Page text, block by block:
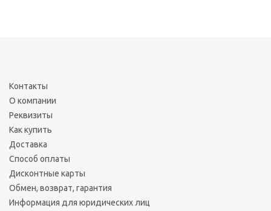
Контакты
О компании
Реквизиты
Как купить
Доставка
Способ оплаты
Дисконтные карты
Обмен, возврат, гарантия
Информация для юридических лиц